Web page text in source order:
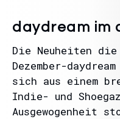
daydream im
Die Neuheiten
Dezember-
sich aus einem
Indie- und
Ausgewogenheit